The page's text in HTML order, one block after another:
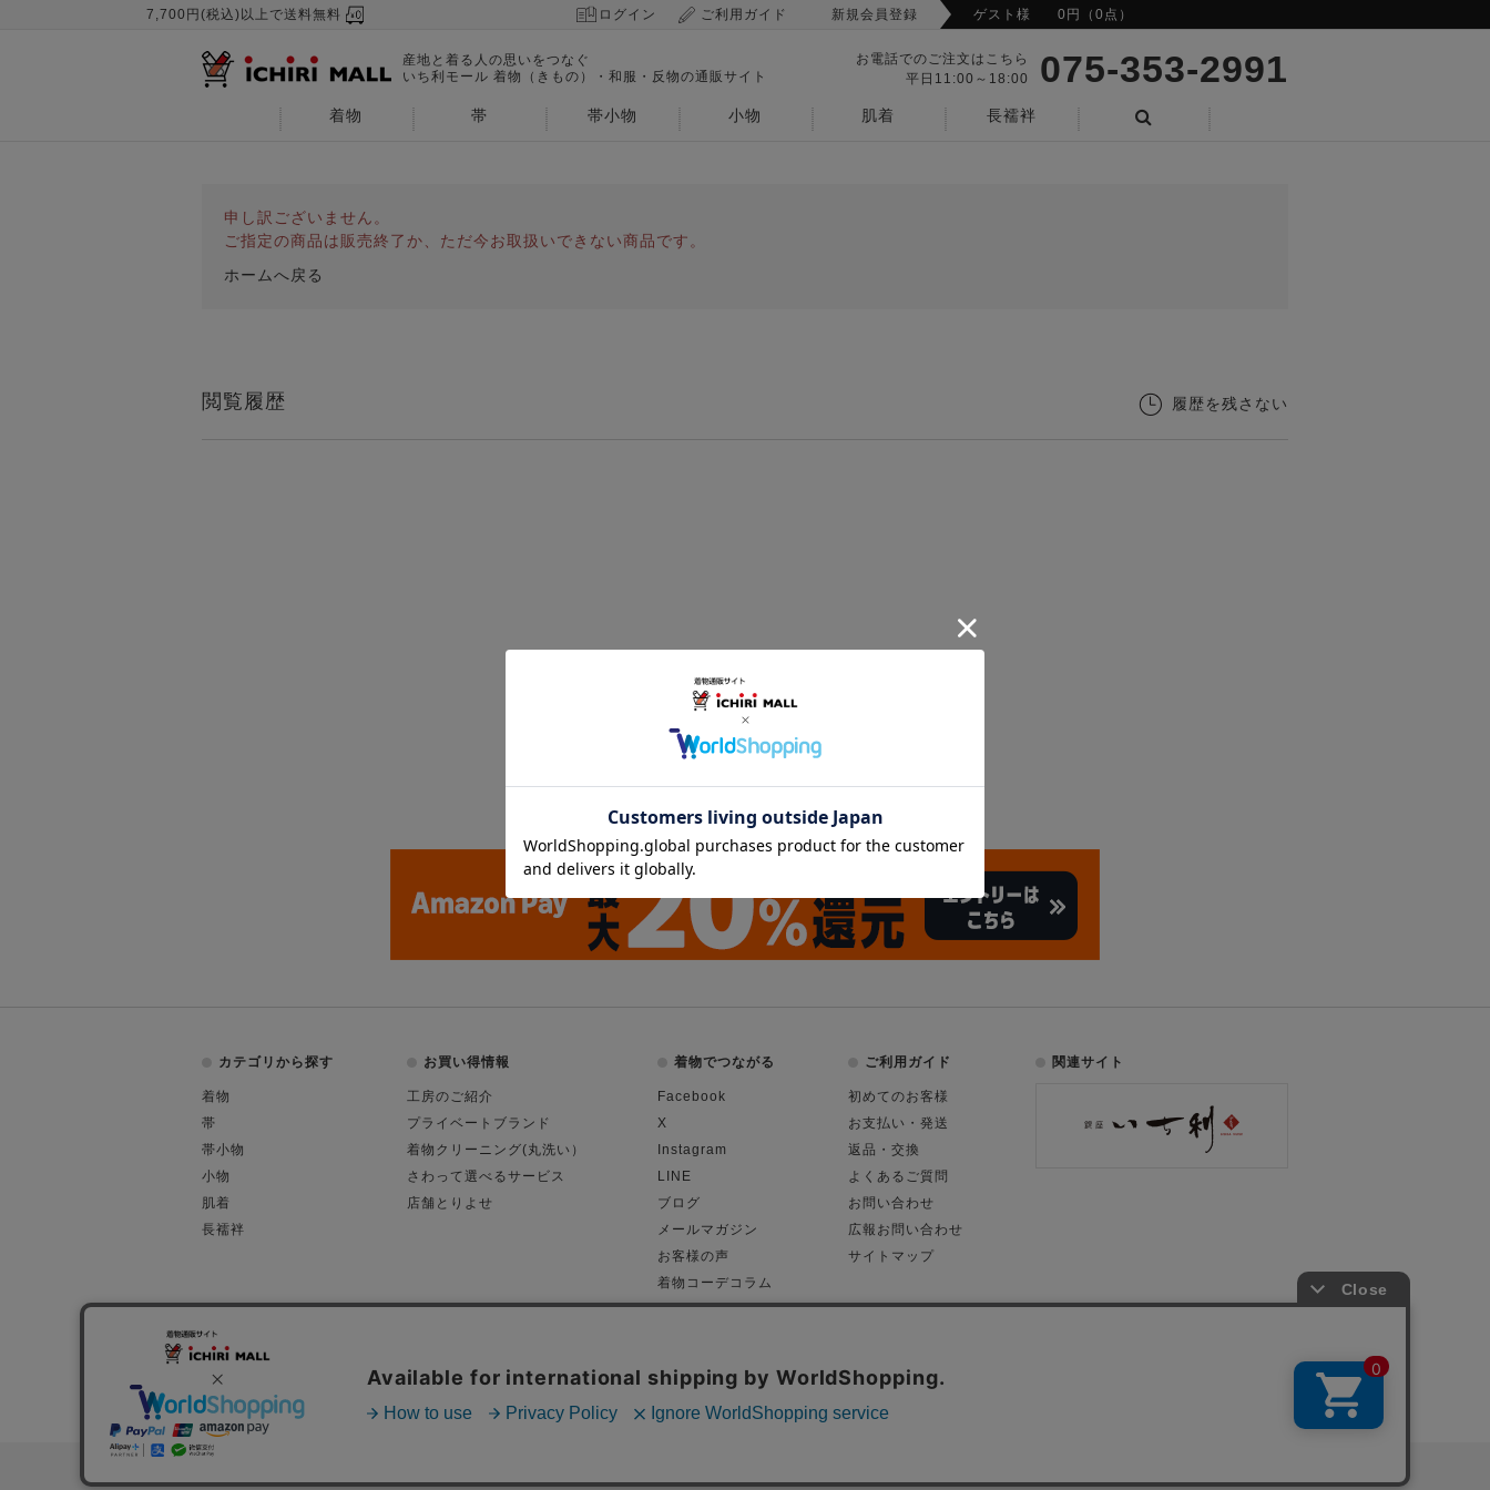
7,700円(税込)以上で送料無料 ログイン ご利用ガイド 新規会員登録 ゲスト様 0円（0点）
産地と着る人の思いをつなぐ
いち利モール 着物（きもの）・和服・反物の通販サイト
お電話でのご注文はこちら
平日11:00～18:00
075-353-2991
着物 帯 帯小物 小物 肌着
長襦袢
申し訳ございません。
ご指定の商品は販売終了か、ただ今お取扱いできない商品です。
ホームへ戻る
閲覧履歴 履歴を残さない
カテゴリから探す
着物
帯
帯小物
小物
肌着
長襦袢
お買い得情報
工房のご紹介
プライベートブランド
着物クリーニング(丸洗い）
さわって選べるサービス
店舗とりよせ
着物でつながる
Facebook
X
Instagram
LINE
ブログ
メールマガジン
お客様の声
着物コーデコラム
ご利用ガイド
初めてのお客様
お支払い・発送
返品・交換
よくあるご質問
お問い合わせ
広報お問い合わせ
サイトマップ
関連サイト